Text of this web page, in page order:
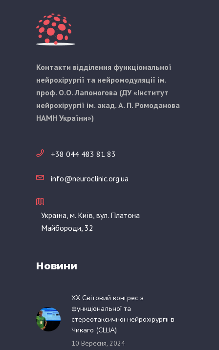
Контакти відділення функціональної
нейрохірургії та нейромодуляції ім.
проф. О.О. Лапоногова (ДУ «Інститут
нейрохірургії ім. акад. А. П. Ромоданова
НАМН України»)
+38 044 483 81 83
info@neuroclinic.org.ua
Україна, м. Київ, вул. Платона
Майбороди, 32
Новини
XX Світовий конгрес з
функціональної та
стереотаксичної нейрохірургії в
Чикаго (США)
10 Вересня, 2024